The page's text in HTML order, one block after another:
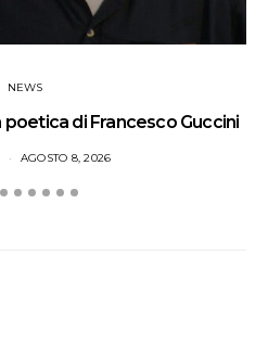
NEWS
poetica di Francesco Guccini
AGOSTO 8, 2026